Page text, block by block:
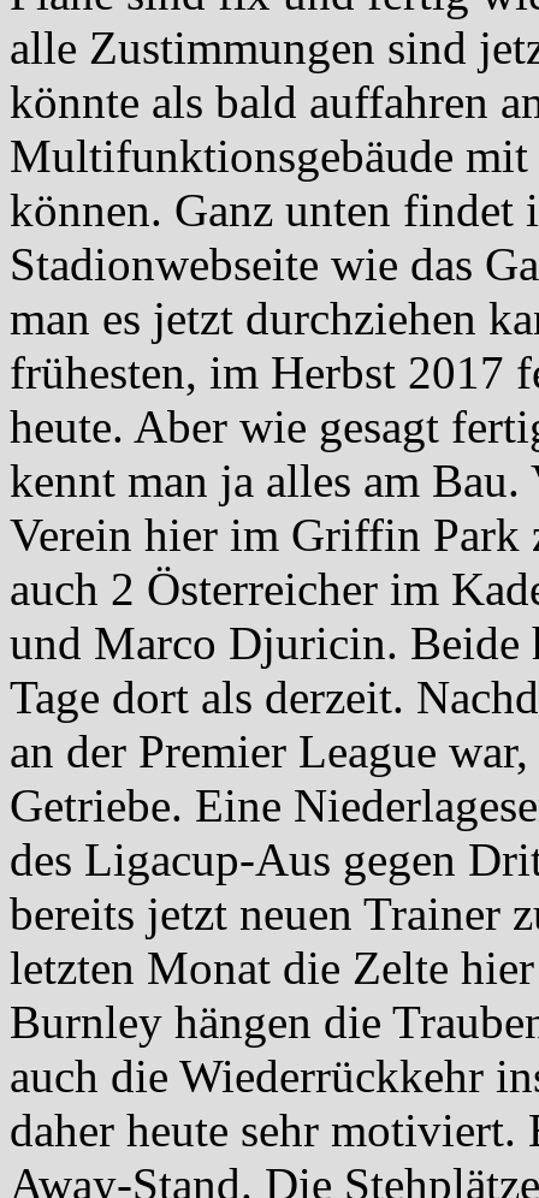
alle Zustimmungen sind
könnte als bald auffahren
Multifunktionsgebäude
können. Ganz unten
Stadionwebseite wie das
man es jetzt durchziehen
frühesten, im Herbst 2017
heute. Aber wie gesagt
kennt man ja alles am
Verein hier im Griffin Park
auch 2 Österreicher im
und Marco Djuricin. Beide
Tage dort als derzeit.
an der Premier League
Getriebe. Eine
des Ligacup-Aus gegen
bereits jetzt neuen Trainer
letzten Monat die Zelte
Burnley hängen die
auch die Wiederrückkehr
daher heute sehr
Away-Stand. Die